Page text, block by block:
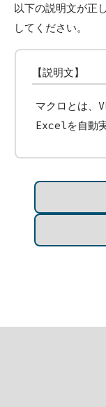
以下の説明文が正
してください。
【説明文】
マクロとは、
Excelを自動